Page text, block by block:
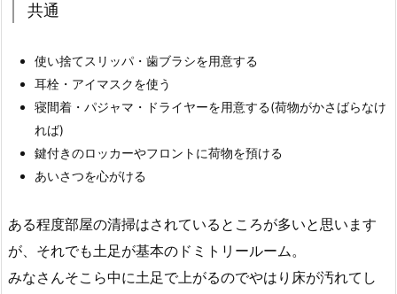
共通
使い捨てスリッパ・歯ブラシを用意する
耳栓・アイマスクを使う
寝間着・パジャマ・ドライヤーを用意する(荷物がかさばらなけ
れば)
鍵付きのロッカーやフロントに荷物を預ける
あいさつを心がける
ある程度部屋の清掃はされているところが多いと思います
が、それでも土足が基本のドミトリールーム。
みなさんそこら中に土足で上がるのでやはり床が汚れてし